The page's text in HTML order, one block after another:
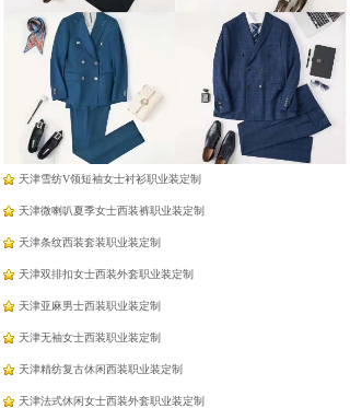
天津工作服厂家定制
天津雪纺法式飘带衬衫职业装定制
天津面试西装半身裙职业装定制
天津雪纺V领短袖女士衬衫职业装定制
天津微喇叭夏季女士西装裤职业装定制
天津条纹西装套装职业装定制
天津双排扣女士西装外套职业装定制
天津亚麻男士西装职业装定制
天津无袖女士西装职业装定制
天津精纺复古休闲西装职业装定制
天津法式休闲女士西装外套职业装定制